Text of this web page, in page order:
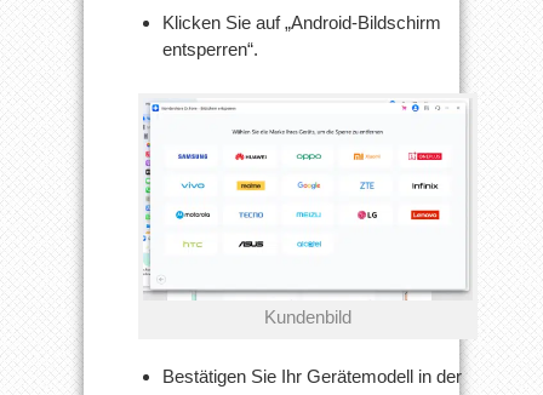
Klicken Sie auf „Android-Bildschirm
entsperren“.
Kundenbild
Bestätigen Sie Ihr Gerätemodell in der